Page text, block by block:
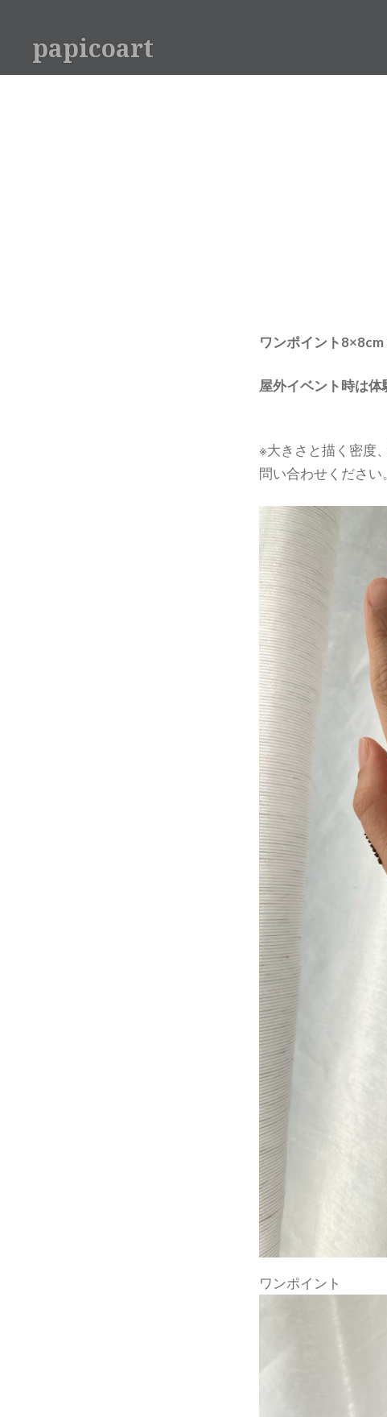
ン
papicoart
ワンポイント8×8cm
屋外イベント時は
※大きさと描く密度
問い合わせください。
ワンポイント